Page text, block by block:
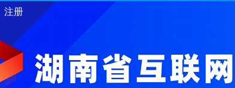
注册